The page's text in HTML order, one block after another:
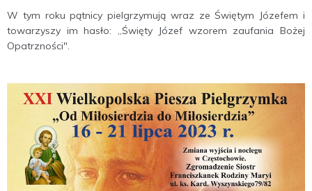
W tym roku pątnicy pielgrzymują wraz ze Świętym Józefem i
towarzyszy im hasło: „Święty Józef wzorem zaufania Bożej
Opatrzności".